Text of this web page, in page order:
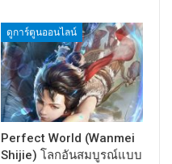
ดูการ์ตูนออนไลน์
Perfect World (Wanmei
Shijie) โลกอันสมบูรณ์แบบ